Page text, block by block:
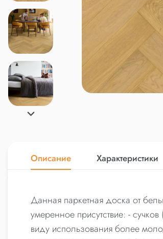
Описание Характеристики
Данная паркетная доска от
умеренное присутствие: -
виду использования более